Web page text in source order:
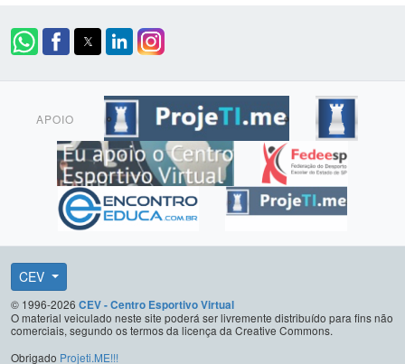
APOIO
CEV
© 1996-2026 CEV - Centro Esportivo Virtual
O material veiculado neste site poderá ser livremente distribuído para fins não
comerciais, segundo os termos da licença da Creative Commons.
Obrigado Projeti.ME!!!